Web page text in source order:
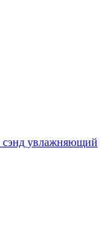
увлажняющий